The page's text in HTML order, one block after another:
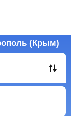
(Крым)